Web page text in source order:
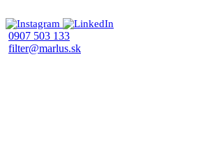
0907 503 133
filter@marlus.sk